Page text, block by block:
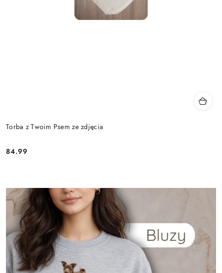
Torba z Twoim Psem ze zdjęcia
Cena:
84.99